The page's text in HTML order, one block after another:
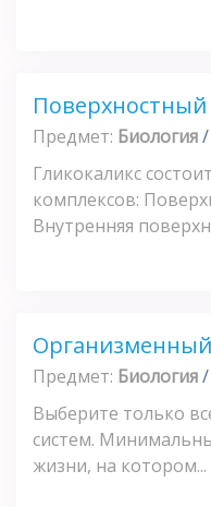
Поверхностный
Предмет: Биология/
Гликокаликс
комплексов:
Внутренняя
Предмет: Биология/
Выберите только
систем.
жизни, на котором...